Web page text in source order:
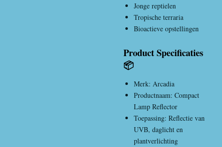
Jonge reptielen
Tropische terraria
Bioactieve opstellingen
Product Specificaties
📦
Merk: Arcadia
Productnaam: Compact
Lamp Reflector
Toepassing: Reflectie van
UVB, daglicht en
plantverlichting